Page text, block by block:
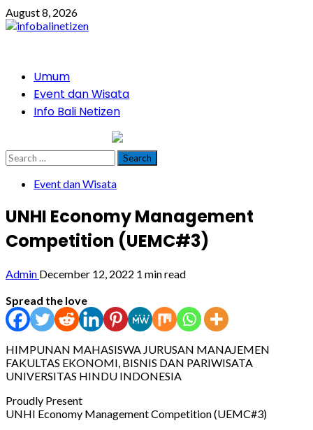
Skip
to
August 8, 2026
PrimaryUmum
Event dan Wisata
Info Bali Netizen
Search
for:
Event dan Wisata
UNHI Economy Management
Competition (UEMC#3)
Admin December 12, 2022 1 min read
Spread the love
HIMPUNAN MAHASISWA JURUSAN MANAJEMEN
FAKULTAS EKONOMI, BISNIS DAN PARIWISATA
UNIVERSITAS HINDU INDONESIA
Proudly Present
UNHI Economy Management Competition (UEMC#3)